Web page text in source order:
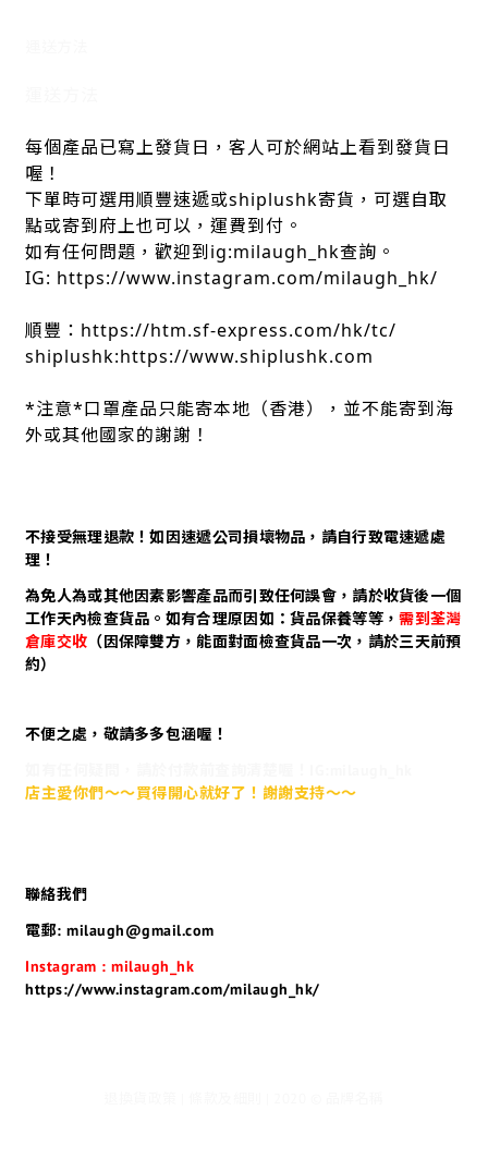
每個產品已寫上發貨日，客人可於網站上看到發貨日
喔！
下單時可選用順豐速遞或shiplushk寄貨，可選自取
點或寄到府上也可以，運費到付。
如有任何問題，歡迎到ig:milaugh_hk查詢。
IG: https://www.instagram.com/milaugh_hk/
順豐：https://htm.sf-express.com/hk/tc/
shiplushk:https://www.shiplushk.com
*注意*口罩產品只能寄本地（香港），並不能寄到海
外或其他國家的謝謝！
不接受無理退款！如因速遞公司損壞物品，請自行致電速遞處
理！
為免人為或其他因素影響產品而引致任何誤會，請於收貨後一個
工作天內檢查貨品。如有合理原因如：貨品保養等等，需到荃灣
倉庫交收 （因保障雙方，能面對面檢查貨品一次，請於三天前預
約）
不便之處，敬請多多包涵喔！
店主愛你們～～買得開心就好了！謝謝支持～～
聯絡我們
電郵: milaugh@gmail.com
Instagram : milaugh_hk
https://www.instagram.com/milaugh_hk/